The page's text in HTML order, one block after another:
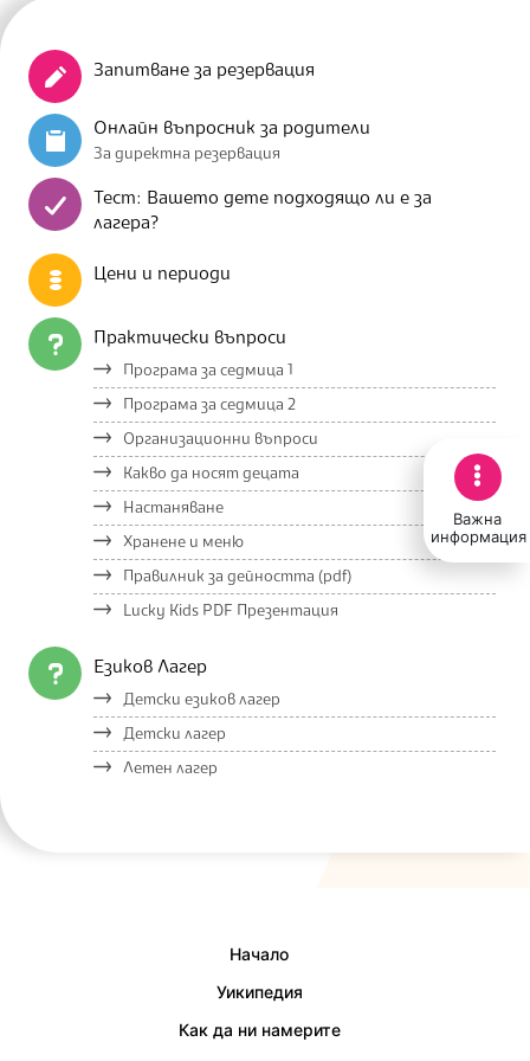
Важна
информация
Запитване за резервация
Онлайн въпросник за родители
За директна резервация
Тест: Вашето дете подходящо ли е за
лагера?
Цени и периоди
Практически въпроси
Програма за седмица 1
Програма за седмица 2
Организационни въпроси
Какво да носят децата
Настаняване
Хранене и меню
Правилник за дейността (pdf)
Lucky Kids PDF Презентация
Езиков Лагер
Детски езиков лагер
Детски лагер
Летен лагер
Начало
Уикипедия
Как да ни намерите